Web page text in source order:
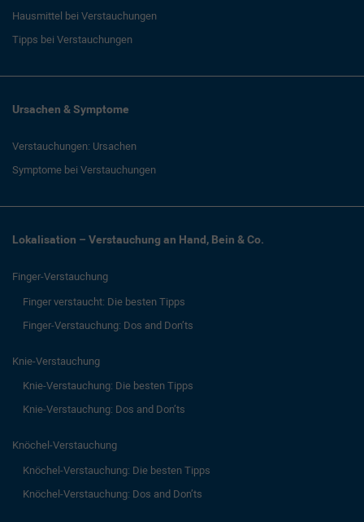
Hausmittel bei Verstauchungen
Tipps bei Verstauchungen
Ursachen & Symptome
Verstauchungen: Ursachen
Symptome bei Verstauchungen
Lokalisation – Verstauchung an Hand, Bein & Co.
Finger-Verstauchung
Finger verstaucht: Die besten Tipps
Finger-Verstauchung: Dos and Don’ts
Knie-Verstauchung
Knie-Verstauchung: Die besten Tipps
Knie-Verstauchung: Dos and Don’ts
Knöchel-Verstauchung
Knöchel-Verstauchung: Die besten Tipps
Knöchel-Verstauchung: Dos and Don’ts